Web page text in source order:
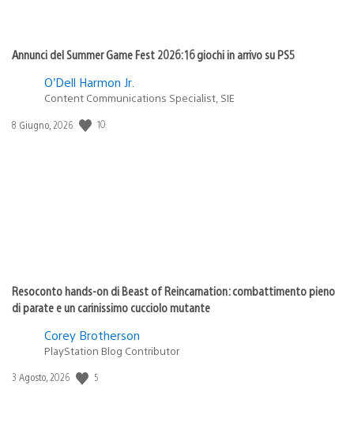
Annunci del Summer Game Fest 2026: 16 giochi in arrivo su PS5
O’Dell Harmon Jr.
Content Communications Specialist, SIE
Data
8 Giugno, 2026 10
Resoconto hands-on di Beast of Reincarnation: combattimento pieno
di parate e un carinissimo cucciolo mutante
Corey Brotherson
PlayStation Blog Contributor
Data
3 Agosto, 2026 5